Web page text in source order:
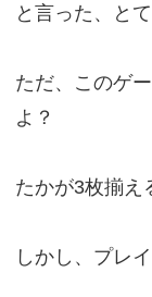
と言った、と
ただ、このゲ
よ？
たかが3枚揃え
しかし、プレ